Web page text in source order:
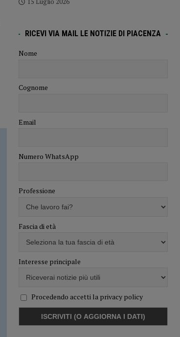
RICEVI VIA MAIL LE NOTIZIE DI PIACENZA
Nome
Cognome
Email
Numero WhatsApp
Professione
Fascia di età
Interesse principale
Procedendo accetti la privacy policy